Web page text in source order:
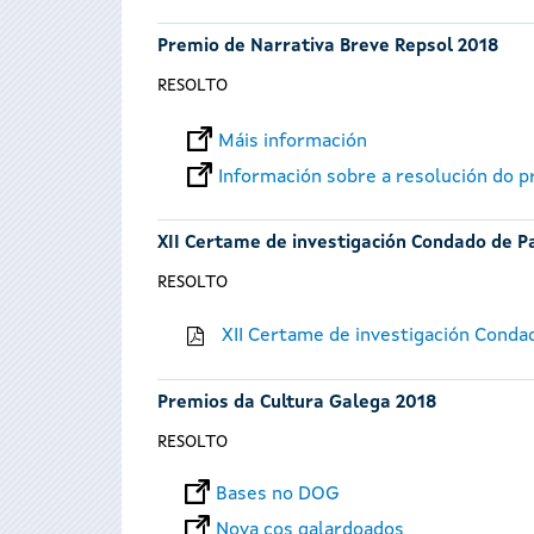
Premio de Narrativa Breve Repsol 2018
RESOLTO
Máis información
Información sobre a resolución do
XII Certame de investigación Condado de
RESOLTO
XII Certame de investigación
Premios da Cultura Galega 2018
RESOLTO
Bases no DOG
Nova cos galardoados